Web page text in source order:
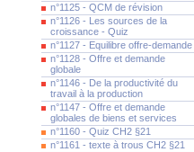
n°1125 - QCM de révision
n°1126 - Les sources de la
croissance - Quiz
n°1127 - Equilibre offre-demande
n°1128 - Offre et demande
globale
n°1146 - De la productivité du
travail à la production
n°1147 - Offre et demande
globales de biens et services
n°1160 - Quiz CH2 §21
n°1161 - texte à trous CH2 §21